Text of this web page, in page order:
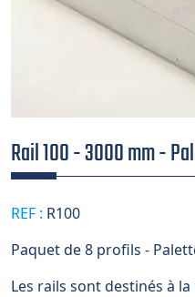
Rail 100 - 3000 mm -
REF : R100
Paquet de 8 profils -
Les rails sont destinés à